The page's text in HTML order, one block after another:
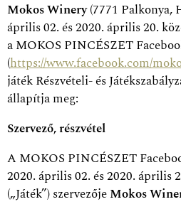
Mokos Winery(7771 Palkonya,
április 02. és 2020. április 20.
a MOKOS PINCÉSZET
(https://www.facebook.com/
játék Részvételi- és
állapítja meg:
Szervező, részvétel
A MOKOS PINCÉSZET
2020. április 02. és 2020. április
(„Játék”) szervezőjeMokos